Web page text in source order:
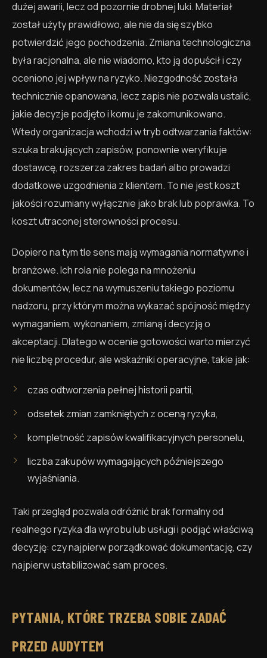
dużej awarii, lecz od pozornie drobnej luki. Materiał
został użyty prawidłowo, ale nie da się szybko
potwierdzić jego pochodzenia. Zmiana technologiczna
była racjonalna, ale nie wiadomo, kto ją dopuścił i czy
oceniono jej wpływ na ryzyko. Niezgodność została
technicznie opanowana, lecz zapis nie pozwala ustalić,
jakie decyzje podjęto i komu je zakomunikowano.
Wtedy organizacja wchodzi w tryb odtwarzania faktów:
szuka brakujących zapisów, ponownie weryfikuje
dostawcę, rozszerza zakres badań albo prowadzi
dodatkowe uzgodnienia z klientem. To nie jest koszt
jakości rozumiany wyłącznie jako brak lub poprawka. To
koszt utraconej sterowności procesu.
Dopiero na tym tle sens mają wymagania normatywne i
branżowe. Ich rola nie polega na mnożeniu
dokumentów, lecz na wymuszeniu takiego poziomu
nadzoru, przy którym można wykazać spójność między
wymaganiem, wykonaniem, zmianą i decyzją o
akceptacji. Dlatego w ocenie gotowości warto mierzyć
nie liczbę procedur, ale wskaźniki operacyjne, takie jak:
czas odtworzenia pełnej historii partii,
odsetek zmian zamkniętych z oceną ryzyka,
kompletność zapisów kwalifikacyjnych personelu,
liczba zakupów wymagających późniejszego
wyjaśniania.
Taki przegląd pozwala odróżnić brak formalny od
realnego ryzyka dla wyrobu lub usługi i podjąć właściwą
decyzję: czy najpierw porządkować dokumentację, czy
najpierw ustabilizować sam proces.
PYTANIA, KTÓRE TRZEBA SOBIE ZADAĆ
PRZED AUDYTEM